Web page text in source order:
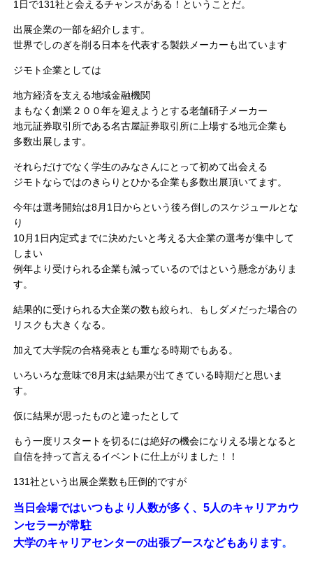
1日で131社と会えるチャンスがある！ということだ。
出展企業の一部を紹介します。
世界でしのぎを削る日本を代表する製鉄メーカーも出ています
ジモト企業としては
地方経済を支える地域金融機関
まもなく創業２００年を迎えようとする老舗硝子メーカー
地元証券取引所である名古屋証券取引所に上場する地元企業も
多数出展します。
それらだけでなく学生のみなさんにとって初めて出会える
ジモトならではのきらりとひかる企業も多数出展頂いてます。
今年は選考開始は8月1日からという後ろ倒しのスケジュールとな
り
10月1日内定式までに決めたいと考える大企業の選考が集中して
しまい
例年より受けられる企業も減っているのではという懸念がありま
す。
結果的に受けられる大企業の数も絞られ、もしダメだった場合の
リスクも大きくなる。
加えて大学院の合格発表とも重なる時期でもある。
いろいろな意味で8月末は結果が出てきている時期だと思いま
す。
仮に結果が思ったものと違ったとして
もう一度リスタートを切るには絶好の機会になりえる場となると
自信を持って言えるイベントに仕上がりました！！
131社という出展企業数も圧倒的ですが
当日会場ではいつもより人数が多く、5人のキャリアカウ
ンセラーが常駐
大学のキャリアセンターの出張ブースなどもあります。